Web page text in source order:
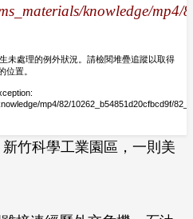
竹科學工業園區，一則美